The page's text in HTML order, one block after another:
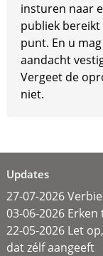
insturen naar
publiek
punt. En u
aandacht
Vergeet de
niet.
Updates
27-07-2026
03-06-2026
22-05-2026 Let
dat zélf aangeeft